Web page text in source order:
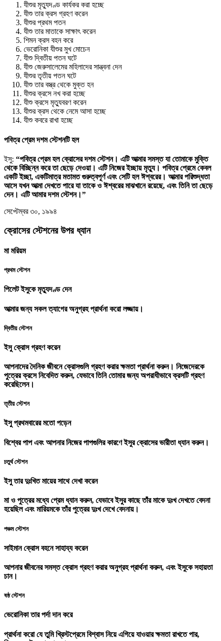
যীশুর মৃত্যুদণ্ড কার্যকর করা হচ্ছে
যীশু তার ক্রস গ্রহণ করেন
যীশুর প্রথম পতন
যীশু তার মাতাকে সাক্ষাৎ করেন
শিমন ক্রস বহন করে
ভেরোনিকা যীশুর মুখ মোচেন
যীশু দ্বিতীয় পতন ঘটে
যীশু জেরুসালেমের মহিলাদের সান্ত্বনা দেন
যীশুর তৃতীয় পতন ঘটে
যীশু তার বস্ত্র থেকে মুক্ত হন
যীশুর ক্রসে নখ করা হচ্ছে
যীশু ক্রসে মৃত্যুবরণ করেন
যীশুর ক্রস থেকে নেমে আসা হচ্ছে
যীশু কবরে রাখা হচ্ছে
পবিত্র প্রেম দশম স্টেশনটি হল
ইসু: “পবিত্র প্রেম হল ক্রোসের দশম স্টেশন। এটি আত্মার সমস্ত যা তোমাকে মুক্তি
থেকে বিচ্ছিন্ন করে তা ছেড়ে দেওয়া। এটি নিজের ইচ্ছায় মৃত্যু। পবিত্র প্রেমে কেবল
একটি ইচ্ছা, একটিমাত্র মতামত গুরুত্বপূর্ণ এবং সেটি হল ঈশ্বরের। আত্মার পরিশুদ্ধতা
আসে যখন আত্মা দেখতে পারে যা তাকে ও ঈশ্বরের মাঝখানে রয়েছে, এবং তিনি তা ছেড়ে
দেন। এটি আমার দশম স্টেশন।”
সেপ্টেম্বর ৩০, ১৯৯৪
ক্রোসের স্টেশনের উপর ধ্যান
মা মরিয়ম
প্রথম স্টেশন
পিলেট ইসুকে মৃত্যুদণ্ড দেন
আত্মার জন্য সকল ত্যাগের অনুগ্রহ প্রার্থনা করো লজ্জায়।
দ্বিতীয় স্টেশন
ইসু ক্রোস গ্রহণ করেন
আপনাদের দৈনিক জীবনে ক্রোসগুলি গ্রহণ করার ক্ষমতা প্রার্থনা করুন। নিজেদেরকে
পুত্রের ক্রসে নিবেদিত করুন, যেভাবে তিনি তোমার জন্য অপরাধীভাবে ক্রসটি গ্রহণ
করেছিলেন।
তৃতীয় স্টেশন
ইসু প্রথমবারের মতো পড়েন
বিশ্বের পাপ এবং আপনার নিজের পাপগুলির কারণে ইসুর ক্রোসের ভারীতা ধ্যান করুন।
চতুর্থ স্টেশন
ইসু তার দুঃখিত মায়ের সাথে দেখা করেন
মা ও পুত্রের মধ্যে প্রেম ধ্যান করুন, যেভাবে ইসুর কাছে তাঁর মাকে দুঃখ দেখতে বেদনা
হয়েছিল এবং মারিয়মকে তাঁর পুত্রের দুঃখ দেখে বেদনায়।
পঞ্চম স্টেশন
সাইমান ক্রোস বহনে সাহায্য করেন
আপনার জীবনের সমস্ত ক্রোস গ্রহণ করার অনুগ্রহ প্রার্থনা করুন, এবং ইসুকে সহায়তা
চান।
ষষ্ঠ স্টেশন
ভেরোনিকা তার পর্দা দান করে
প্রার্থনা করো যে তুমি খ্রিস্টপ্রেমে বিশ্বাস নিয়ে এগিয়ে যাওয়ার ক্ষমতা রাখতে পার,